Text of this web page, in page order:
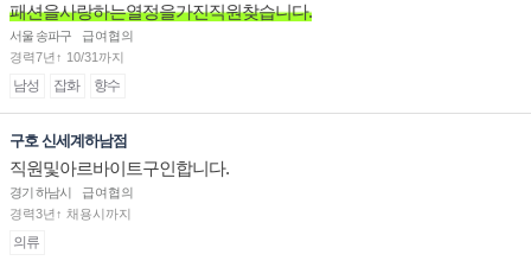
패션을사랑하는열정을가진직원찾습니다.
서울 송파구
급여협의
경력7년↑ 10/31까지
남성 잡화 향수
구호 신세계하남점
직원및아르바이트구인합니다.
경기 하남시
급여협의
경력3년↑ 채용시까지
의류